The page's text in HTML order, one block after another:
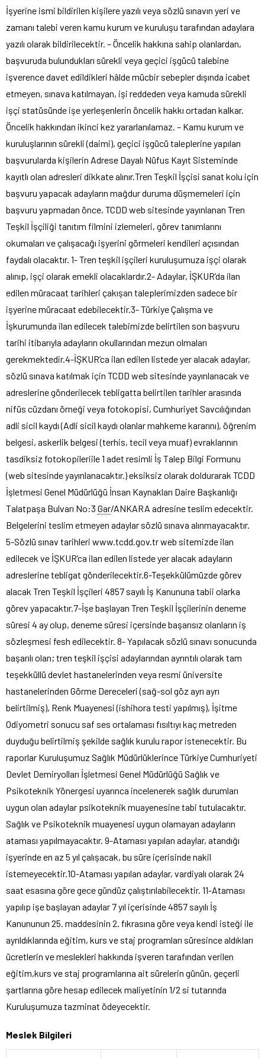
İşyerine ismi bildirilen kişilere yazılı veya sözlü sınavın yeri ve
zamanı talebi veren kamu kurum ve kuruluşu tarafından adaylara
yazılı olarak bildirilecektir. – Öncelik hakkına sahip olanlardan,
başvuruda bulundukları sürekli veya geçici işgücü talebine
işverence davet edildikleri hâlde mücbir sebepler dışında icabet
etmeyen, sınava katılmayan, işi reddeden veya kamuda sürekli
işçi statüsünde işe yerleşenlerin öncelik hakkı ortadan kalkar.
Öncelik hakkından ikinci kez yararlanılamaz. – Kamu kurum ve
kuruluşlarının sürekli (daimi), geçici işgücü taleplerine yapılan
başvurularda kişilerin Adrese Dayalı Nüfus Kayıt Sisteminde
kayıtlı olan adresleri dikkate alınır.Tren Teşkil İşçisi sanat kolu için
başvuru yapacak adayların mağdur duruma düşmemeleri için
başvuru yapmadan önce, TCDD web sitesinde yayınlanan Tren
Teşkil İşçiliği tanıtım filmini izlemeleri, görev tanımlarını
okumaları ve çalışacağı işyerini görmeleri kendileri açısından
faydalı olacaktır. 1- Tren teşkil işçileri kuruluşumuza işçi olarak
alınıp, işçi olarak emekli olacaklardır.2- Adaylar, İŞKUR’da ilan
edilen müracaat tarihleri çakışan taleplerimizden sadece bir
işyerine müracaat edebilecektir.3- Türkiye Çalışma ve
İşkurumunda ilan edilecek talebimizde belirtilen son başvuru
tarihi itibarıyla adayların okullarından mezun olmaları
gerekmektedir.4-İŞKUR’ca ilan edilen listede yer alacak adaylar,
sözlü sınava katılmak için TCDD web sitesinde yayınlanacak ve
adreslerine gönderilecek tebligatta belirtilen tarihler arasında
nifüs cüzdanı örneği veya fotokopisi, Cumhuriyet Savcılığından
adli sicil kaydı (Adli sicil kaydı olanlar mahkeme kararını), öğrenim
belgesi, askerlik belgesi (terhis, tecil veya muaf) evraklarının
tasdiksiz fotokopileriile 1 adet resimli İş Talep Bilgi Formunu
(web sitesinde yayınlanacaktır.) eksiksiz olarak doldurarak TCDD
İşletmesi Genel Müdürlüğü İnsan Kaynakları Daire Başkanlığı
Talatpaşa Bulvarı No:3 Gar/ANKARA adresine teslim edecektir.
Belgelerini teslim etmeyen adaylar sözlü sınava alınmayacaktır.
5-Sözlü sınav tarihleri www.tcdd.gov.tr web sitemizde ilan
edilecek ve İŞKUR’ca ilan edilen listede yer alacak adayların
adreslerine tebligat gönderilecektir.6-Teşekkülümüzde görev
alacak Tren Teşkil İşçileri 4857 sayılı İş Kanununa tabii olarka
görev yapacaktır.7-İşe başlayan Tren Teşkil İşçilerinin deneme
süresi 4 ay olup, deneme süresi içersinde başarısız olanların iş
sözleşmesi fesh edilecektir. 8- Yapılacak sözlü sınavı sonucunda
başarılı olan; tren teşkil işçisi adaylarından ayrıntılı olarak tam
teşekküllü devlet hastanelerinden veya resmi üniversite
hastanelerinden Görme Dereceleri (sağ-sol göz ayrı ayrı
belirtilmiş), Renk Muayenesi (ishihora testi yapılmış), İşitme
Odiyometri sonucu saf ses ortalaması fısıltıyı kaç metreden
duyduğu belirtilmiş şekilde sağlık kurulu rapor istenecektir. Bu
raporlar Kuruluşumuz Sağlık Müdürlüklerince Türkiye Cumhuriyeti
Devlet Demiryolları İşletmesi Genel Müdürlüğü Sağlık ve
Psikoteknik Yönergesi uyarınca incelenerek sağlık durumları
uygun olan adaylar psikoteknik muayenesine tabi tutulacaktır.
Sağlık ve Psikoteknik muayenesi uygun olamayan adayların
ataması yapılmayacaktır. 9-Ataması yapılan adaylar, atandığı
işyerinde en az 5 yıl çalışacak, bu süre içerisinde nakil
istemeyecektir.10-Ataması yapılan adaylar, vardiyalı olarak 24
saat esasına göre gece gündüz çalıştırılabilecektir. 11-Ataması
yapılıp işe başlayan adaylar 7 yıl içerisinde 4857 sayılı İş
Kanununun 25. maddesinin 2. fıkrasına göre veya kendi isteği ile
ayrıldıklarında eğitim, kurs ve staj programları süresince aldıkları
ücretlerin ve meslekleri hakkında işveren tarafından verilen
eğitim,kurs ve staj programlarına ait sürelerin günün, geçerli
şartlarına göre hesap edilecek maliyetinin 1/2 si tutarında
Kuruluşumuza tazminat ödeyecektir.
Meslek Bilgileri